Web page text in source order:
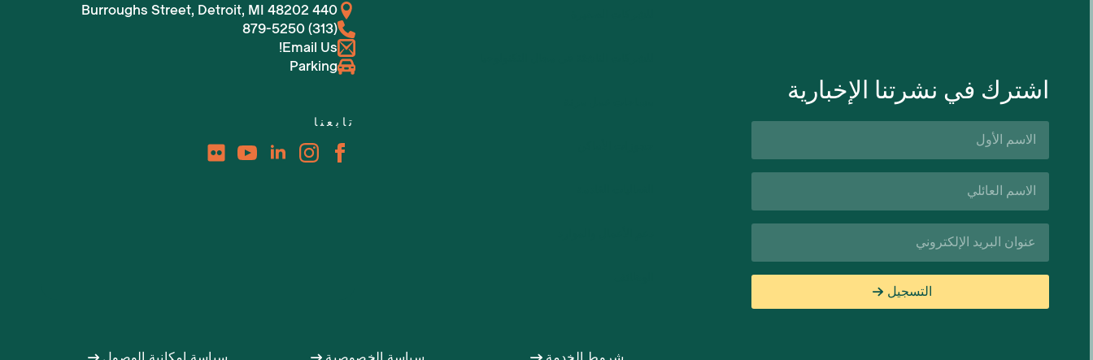
اشترك في نشرتنا الإخبارية
الاسم
الأول*
اسم
العائلة*
البريد
الإلكتروني*
التسجيل
440 Burroughs Street, Detroit, MI 48202
(313) 879-5250
Email Us!
Parking
تابعنا